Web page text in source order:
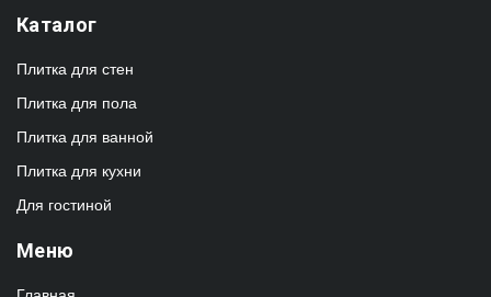
Каталог
Плитка для стен
Плитка для пола
Плитка для ванной
Плитка для кухни
Для гостиной
Меню